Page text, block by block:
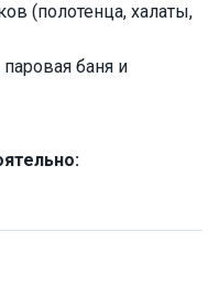
(полотенца, халаты,
паровая баня и